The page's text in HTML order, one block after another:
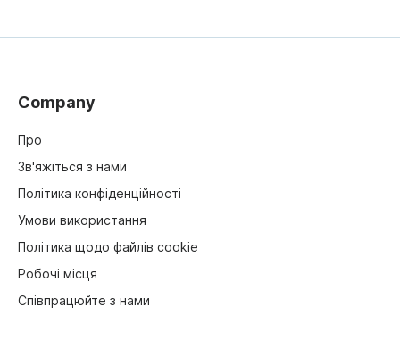
Company
Про
Зв'яжіться з нами
Політика конфіденційності
Умови використання
Політика щодо файлів cookie
Робочі місця
Співпрацюйте з нами